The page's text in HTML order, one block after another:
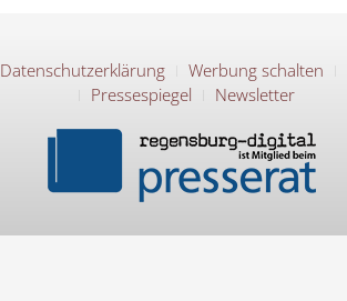
Datenschutzerklärung
Werbung schalten
Pressespiegel
Newsletter